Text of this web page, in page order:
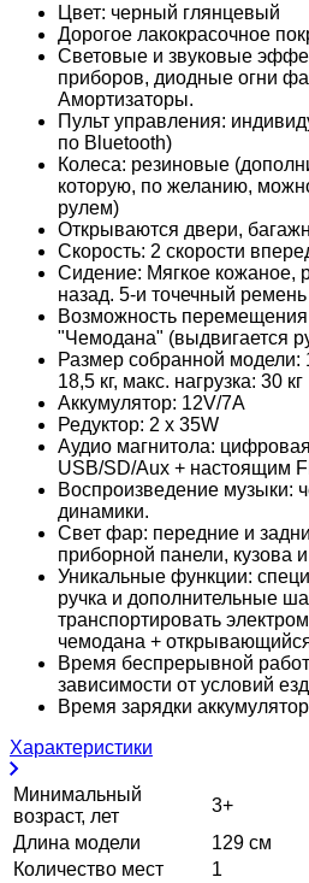
Цвет: черный глянцевый
Дорогое лакокрасочное
Световые и звуковые
приборов, диодные огни
Амортизаторы.
Пульт управления:
по Bluetooth)
Колеса: резиновые
которую, по желанию,
рулем)
Открываются двери,
Скорость: 2 скорости
Сидение: Мягкое кожаное,
назад. 5-и точечный
Возможность
"Чемодана" (выдвигается
Размер собранной модели:
18,5 кг, макс. нагрузка: 30 кг
Аккумулятор: 12V/7А
Редуктор: 2 х 35W
Аудио магнитола:
USB/SD/Aux + настоящим
Воспроизведение музыки:
динамики.
Свет фар: передние и
приборной панели, кузова
Уникальные функции:
ручка и дополнительные
транспортировать
чемодана +
Время беспрерывной
зависимости от условий
Время зарядки
Характеристики
Минимальный
возраст, лет
3+
Длина модели
129 см
Количество мест
1